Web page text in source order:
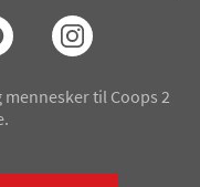
til Coops 2